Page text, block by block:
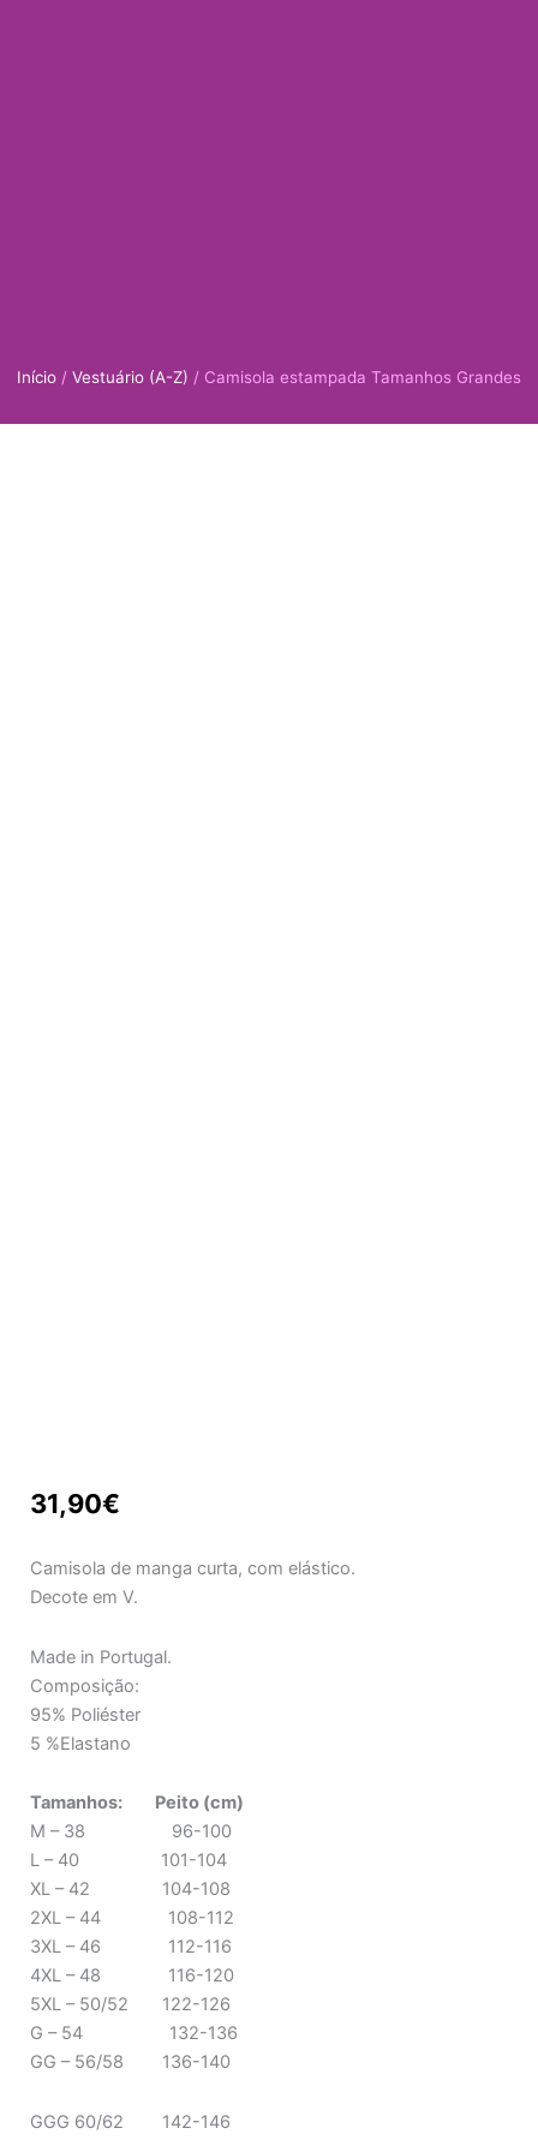
Início / Vestuário (A-Z) / Camisola estampada Tamanhos Grandes
31,90€
Camisola de manga curta, com elástico.
Decote em V.
Made in Portugal.
Composição:
95% Poliéster
5 %Elastano
Tamanhos: Peito (cm)
M – 38 96-100
L – 40 101-104
XL – 42 104-108
2XL – 44 108-112
3XL – 46 112-116
4XL – 48 116-120
5XL – 50/52 122-126
G – 54 132-136
GG – 56/58 136-140
GGG 60/62 142-146